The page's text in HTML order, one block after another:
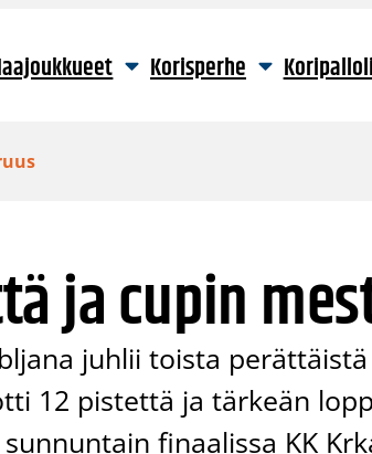
Korisperhe
ja cupin
juhlii toista
12 pistettä ja tärkeän
finaalissa KK